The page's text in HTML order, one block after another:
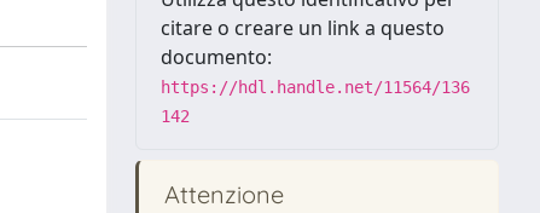
citare o creare un link a questo
documento:
https://hdl.handle.net/11564/136
142
Attenzione